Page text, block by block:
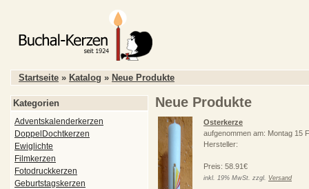
Startseite » Katalog » Neue Produkte
Neue Produkte
Osterkerze
aufgenommen am: Montag 15
Hersteller:
Preis: 58.91€
inkl. 19% MwSt. zzgl. Versand
Kategorien
Adventskalenderkerzen
DoppelDochtkerzen
Ewiglichte
Filmkerzen
Fotodruckkerzen
Geburtstagskerzen